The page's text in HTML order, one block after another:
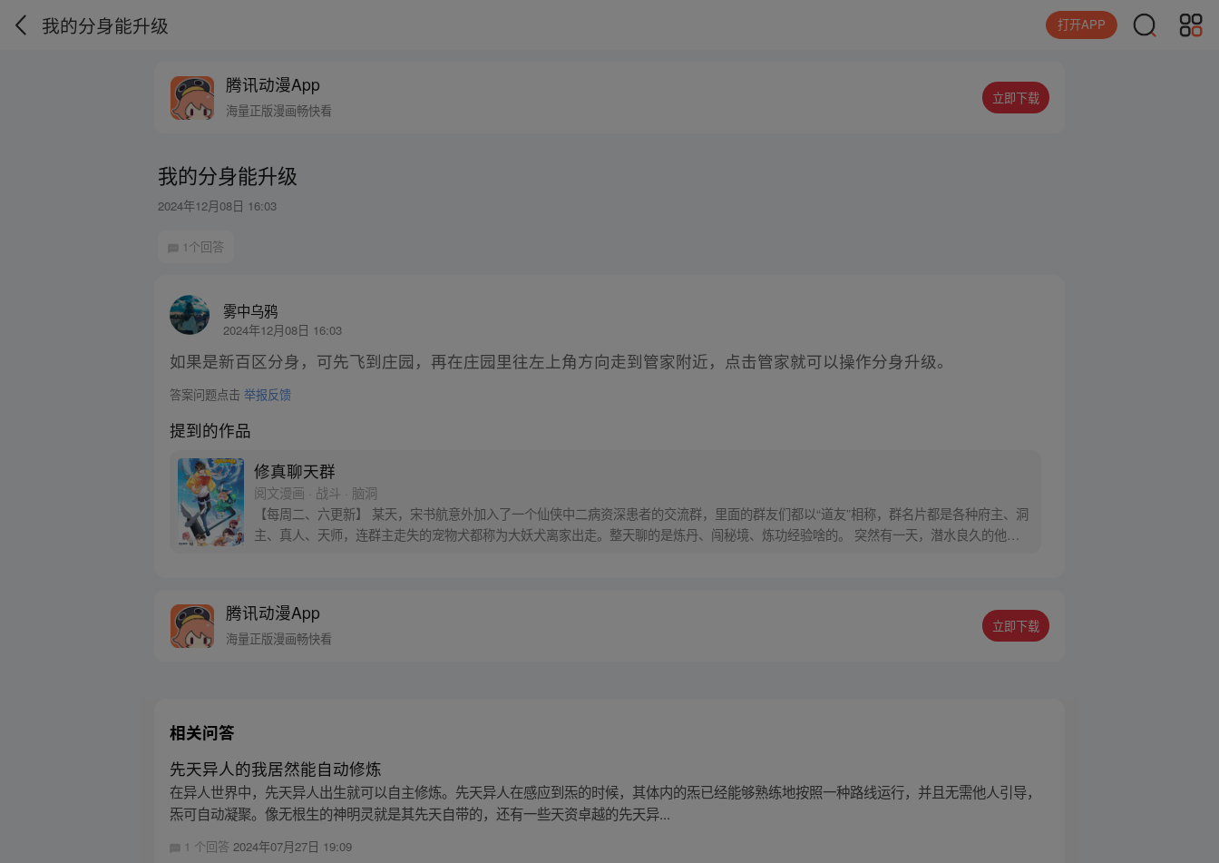
我的分身能升级 打开APP
腾讯动漫App
海量正版漫画畅快看
立即下载
我的分身能升级
2024年12月08日 16:03
1个回答
雾中乌鸦
2024年12月08日 16:03
如果是新百区分身，可先飞到庄园，再在庄园里往左上角方向走到管家附近，点击管家就可以操作分身升级。
答案问题点击举报反馈
提到的作品
修真聊天群
阅文漫画 · 战斗 · 脑洞
【每周二、六更新】 某天，宋书航意外加入了一个仙侠中二病资深患者的交流群，里面的群友们都以“道友”相称，群名片都是各种府主、洞
主、真人、天师，连群主走失的宠物犬都称为大妖犬离家出走。整天聊的是炼丹、闯秘境、炼功经验啥的。 突然有一天，潜水良久的他发
腾讯动漫App
海量正版漫画畅快看
立即下载
相关问答
先天异人的我居然能自动修炼
在异人世界中，先天异人出生就可以自主修炼。先天异人在感应到炁的时候，其体内的炁已经能够熟练地按照一种路线运行，并且无需他人引导，
炁可自动凝聚。像无根生的神明灵就是其先天自带的，还有一些天资卓越的先天异...
1 个回答2024年07月27日 19:09